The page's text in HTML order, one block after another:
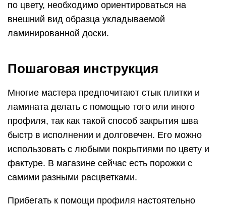
по цвету, необходимо ориентироваться на
внешний вид образца укладываемой
ламинированной доски.
Пошаговая инструкция
Многие мастера предпочитают стык плитки и
ламината делать с помощью того или иного
профиля, так как такой способ закрытия шва
быстр в исполнении и долговечен. Его можно
использовать с любыми покрытиями по цвету и
фактуре. В магазине сейчас есть порожки с
самими разными расцветками.
Прибегать к помощи профиля настоятельно